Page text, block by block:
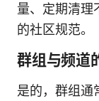
量、定期清理
的社区规范。
群组与频道
是的，群组通